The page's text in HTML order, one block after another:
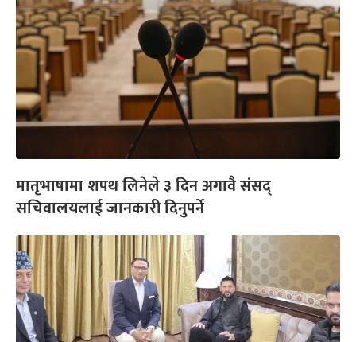
मातृभाषामा शपथ लिनेले ३ दिन अगावै संसद्
सचिवालयलाई जानकारी दिनुपर्ने